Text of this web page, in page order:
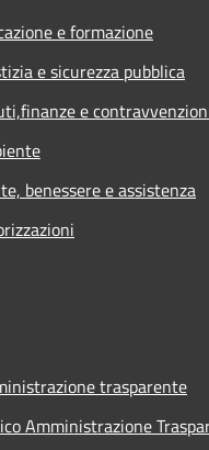
e formazione
e sicurezza pubblica
e
benessere e assistenza
trasparente
Amministrazione